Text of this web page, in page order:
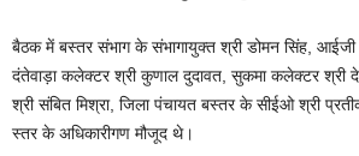
बैठक में बस्तर संभाग के संभागायुक्त श्री डोमन सिंह, आईजी
दंतेवाड़ा कलेक्टर श्री कुणाल दुदावत, सुकमा कलेक्टर श्री
श्री संबित मिश्रा, जिला पंचायत बस्तर के सीईओ श्री
स्तर के अधिकारीगण मौजूद थे।